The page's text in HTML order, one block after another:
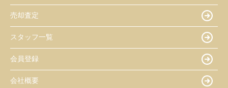
売却査定
スタッフ一覧
会員登録
会社概要